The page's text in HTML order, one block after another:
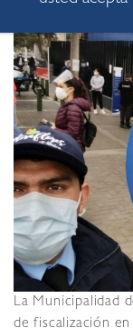
La Municipalidad
de fiscalización